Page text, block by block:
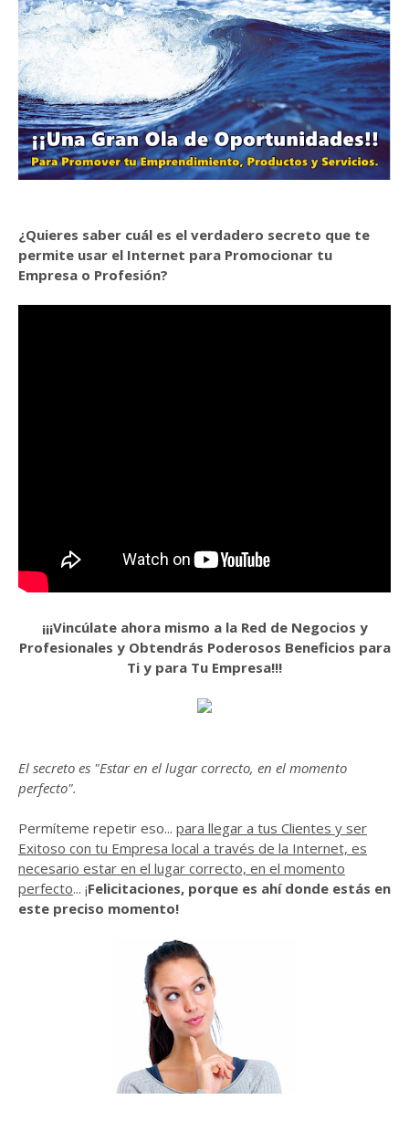
¿Quieres saber cuál es el verdadero secreto que te
permite usar el Internet para Promocionar tu
Empresa o Profesión?
¡¡¡Vincúlate ahora mismo a la Red de Negocios y
Profesionales y Obtendrás Poderosos Beneficios para
Ti y para Tu Empresa!!!
El secreto es "Estar en el lugar correcto, en el momento
perfecto".
Permíteme repetir eso... para llegar a tus Clientes y ser
Exitoso con tu Empresa local a través de la Internet, es
necesario estar en el lugar correcto, en el momento
perfecto... ¡Felicitaciones, porque es ahí donde estás en
este preciso momento!